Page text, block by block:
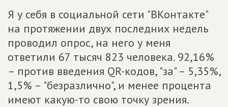
Я у себя в социальной сети "ВКонтакте"
на протяжении двух последних недель
проводил опрос, на него у меня
ответили 67 тысяч 823 человека. 92,16%
– против введения QR-кодов, "за" – 5,35%,
1,5% – "безразлично", и менее процента
имеют какую-то свою точку зрения.